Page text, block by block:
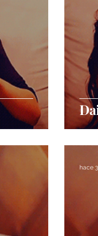
hace